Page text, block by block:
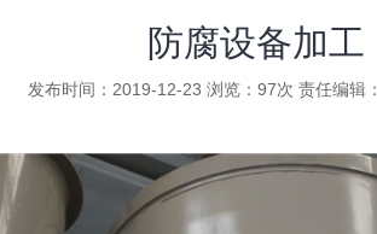
防腐设备加工
发布时间：2019-12-23 浏览：97次 责任编辑：